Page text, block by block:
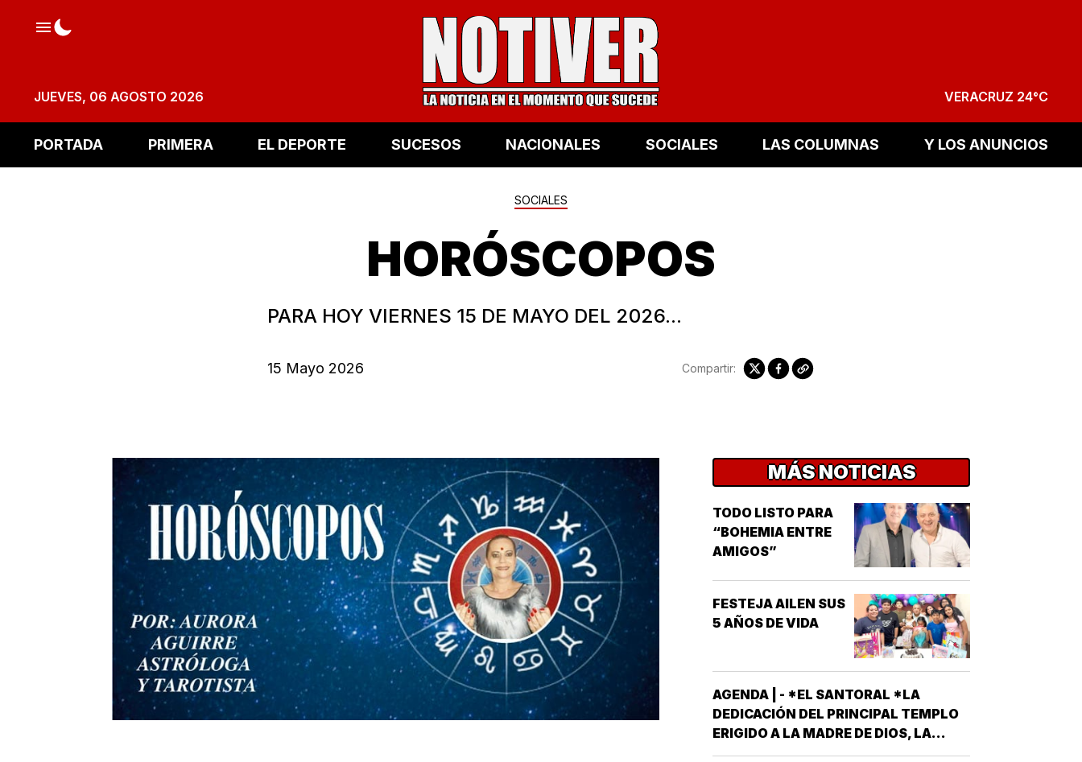
JUEVES, 06 AGOSTO 2026 VERACRUZ 24°C
PORTADA PRIMERA EL DEPORTE SUCESOS NACIONALES SOCIALES LAS COLUMNAS Y LOS ANUNCIOS
SOCIALES
HORÓSCOPOS
PARA HOY VIERNES 15 DE MAYO DEL 2026...
15 Mayo 2026 Compartir:
MÁS NOTICIAS
TODO LISTO PARA
“BOHEMIA ENTRE
AMIGOS”
FESTEJA AILEN SUS
5 AÑOS DE VIDA
AGENDA | - *EL SANTORAL *LA
DEDICACIÓN DEL PRINCIPAL TEMPLO
ERIGIDO A LA MADRE DE DIOS, LA
GRAN BASÍLICA LIBERIANA DE SANTA